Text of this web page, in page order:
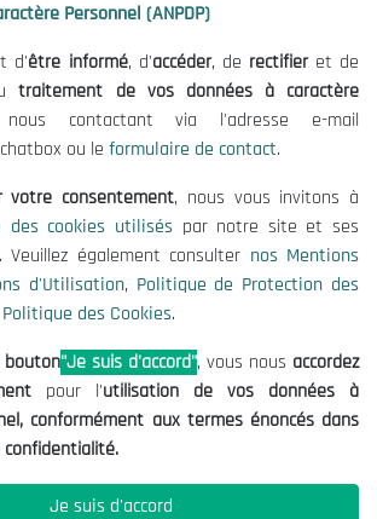
utiles
et Consultations
d'Utilisation
Protection des Données
Cookies
98 01 00|01|02
ou Initiatives ?
Personnel (ANPDP)
d'être informé, d'accéder, de rectifieret de
traitement de vos données à caractère
contactant via l'adresse e-mail
ou le formulaire de contact.
votre consentement, nous vous invitons à
des cookies utilisés par notre site et ses
Veuillez également consulter nos Mentions
d'Utilisation, Politique de Protection des
Politique des Cookies.
bouton"Je suis d'accord", vous nous accordez
pour l'utilisation de vos données à
conformément aux termes énoncés dans
Je suis d'accord